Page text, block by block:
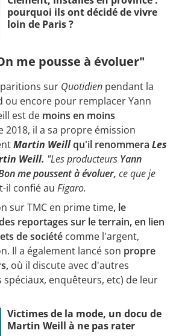
pourquoi ils ont décidé de vivre
loin de Paris ?
me pousse à évoluer"
sur Quotidien pendant la
ou encore pour remplacer Yann
est de moins en moins
2018, il a sa propre émission
Martin Weillqu'il renommera Les
Weill. "Les producteurs Yann
me poussent à évoluer, ce que je
il confié au Figaro.
sur TMC en prime time, le
reportages sur le terrain, en lien
de société comme l'argent,
Il a également lancé son propre
où il discute avec d'autres
spéciaux, enquêteurs, etc) de leur
Victimes de la mode, un docu de
Martin Weill à ne pas rater